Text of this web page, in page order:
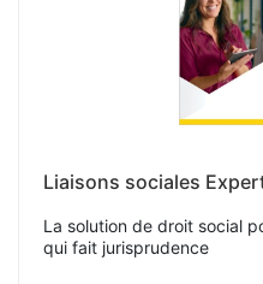
Liaisons sociales
La solution de droit social
qui fait jurisprudence